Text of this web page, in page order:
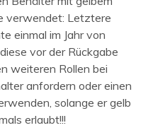
verwendet: Letztere
einmal im Jahr von
vor der Rückgabe
weiteren Rollen bei
anfordern oder einen
solange er gelb
erlaubt!!!